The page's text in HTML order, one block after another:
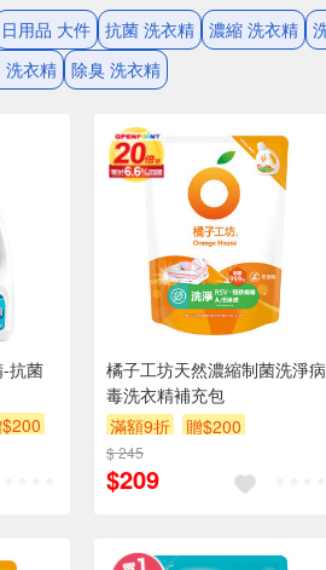
日用品 大件 抗菌 洗衣精 濃縮 洗衣精
洗衣精 除臭 洗衣精
抗菌
橘子工坊天然濃縮制菌洗淨病
毒洗衣精補充包
滿額9折
贈$200
$ 245
$209